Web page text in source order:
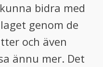
bidra med
genom de
och även
ännu mer. Det